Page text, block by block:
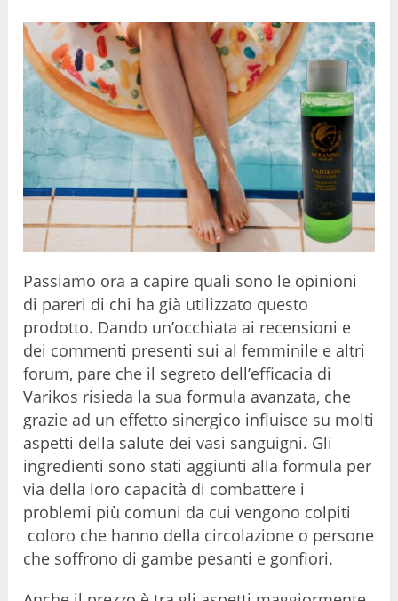
Passiamo ora a capire quali sono le opinioni
di pareri di chi ha già utilizzato questo
prodotto. Dando un’occhiata ai recensioni e
dei commenti presenti sui al femminile e altri
forum, pare che il segreto dell’efficacia di
Varikos risieda la sua formula avanzata, che
grazie ad un effetto sinergico influisce su molti
aspetti della salute dei vasi sanguigni. Gli
ingredienti sono stati aggiunti alla formula per
via della loro capacità di combattere i
problemi più comuni da cui vengono colpiti
coloro che hanno della circolazione o persone
che soffrono di gambe pesanti e gonfiori.